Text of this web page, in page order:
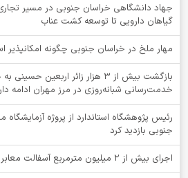
جهاد دانشگاهی خراسان جنوبی در مسیر
گیاهان دارویی تا توسعه کشت عناب
‌مهار ملخ در خراسان جنوبی چگونه امکانپذیر
بازگشت بیش از ۳ هزار زائر اربعین
خدمت‌رسانی شبانه‌روزی در مرز مهران ادامه
رئیس پژوهشگاه استاندارد از پروژه
جنوبی بازدید کرد
اجرای بیش از ۲ میلیون مترمربع آسفالت معابر طی چهار سال گذشته